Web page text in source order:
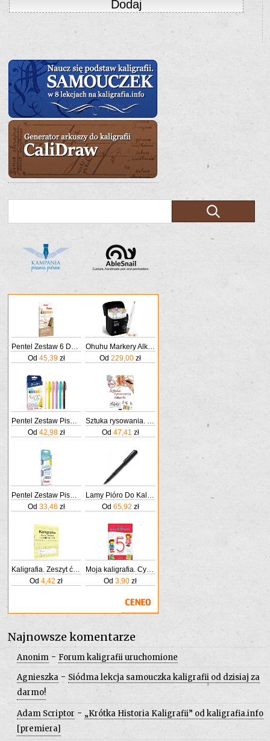
Pentel Zestaw 6 Dwustronnych Pisaków Do Kaligrafii I Liternictwa Piaski Pustyni
Od 45,39zł
Ohuhu Markery Alkoholowe 48 Kolorów Podwójna Końcówka Pędzel & Dłuto Dla Dorosłych Do Komiksów Szkicowania Kaligrafii Rysowania I Ilustrowania
Od229,00 zł
Pentel Zestaw Pisaków Do Kaligrafii Ses15C Kolorowa Rafa
Od 42,98zł
Sztuka rysowania. Kaligrafia
Od 47,41 zł
Pentel Zestaw Pisaków Do Kaligrafii 4 Kolory
Od 33,46 zł
Lamy Pióro Do Kaligrafii Safari 017M Czarny Matowy
Od 65,92 zł
Kaligrafia. Zeszyt ćwiczeń. Litery klasa 1-3
Od4,42 zł
Moja kaligrafia. Cyferki
Od3,90 zł
Najnowsze komentarze
Anonim - Forum kaligrafii uruchomione
Agnieszka - Siódma lekcja samouczka kaligrafii od dzisiaj za
darmo!
Adam Scriptor - „Krótka Historia Kaligrafii” od kaligrafia.info
[premiera]